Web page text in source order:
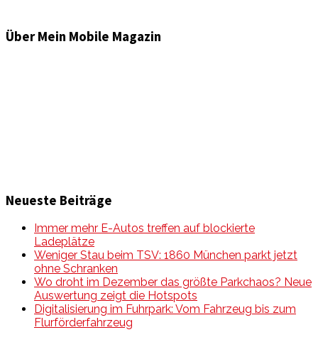
Über Mein Mobile Magazin
Neueste Beiträge
Immer mehr E-Autos treffen auf blockierte
Ladeplätze
Weniger Stau beim TSV: 1860 München parkt jetzt
ohne Schranken
Wo droht im Dezember das größte Parkchaos? Neue
Auswertung zeigt die Hotspots
Digitalisierung im Fuhrpark: Vom Fahrzeug bis zum
Flurförderfahrzeug